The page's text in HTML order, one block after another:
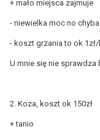
+ mało miejsca zajmuje
- niewielka moc no
- koszt grzania to ok
U mnie się nie sprawdza
2. Koza, koszt ok 150zł
+ tanio